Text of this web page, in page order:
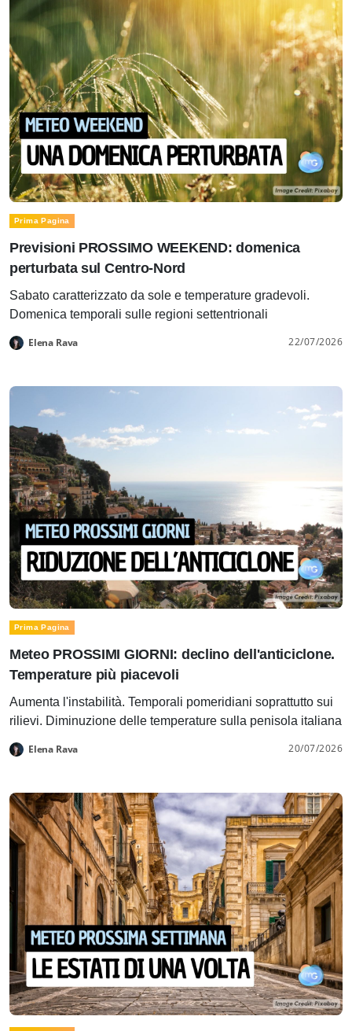
Prima Pagina
Previsioni PROSSIMO WEEKEND: domenica
perturbata sul Centro-Nord
Sabato caratterizzato da sole e temperature gradevoli.
Domenica temporali sulle regioni settentrionali
Elena Rava 22/07/2026
Prima Pagina
Meteo PROSSIMI GIORNI: declino dell'anticiclone.
Temperature più piacevoli
Aumenta l'instabilità. Temporali pomeridiani soprattutto sui
rilievi. Diminuzione delle temperature sulla penisola italiana
Elena Rava 20/07/2026